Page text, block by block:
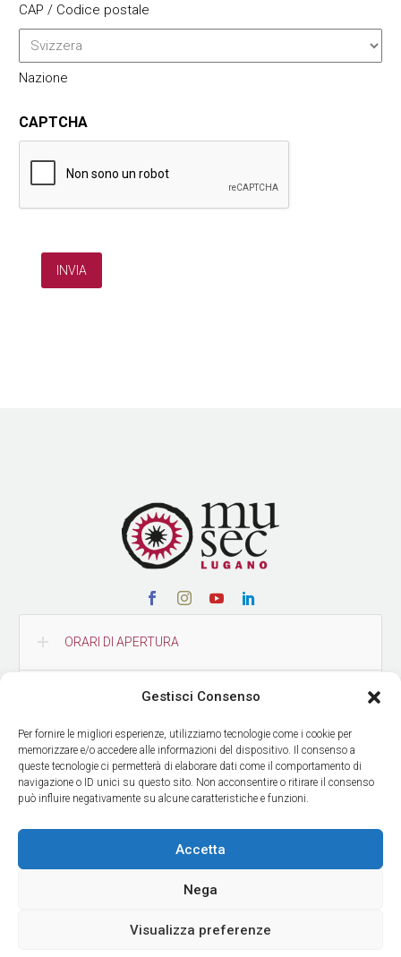
Gestisci Consenso
Per fornire le migliori esperienze, utilizziamo tecnologie come i cookie per
memorizzare e/o accedere alle informazioni del dispositivo. Il consenso a
queste tecnologie ci permetterà di elaborare dati come il comportamento di
navigazione o ID unici su questo sito. Non acconsentire o ritirare il consenso
può influire negativamente su alcune caratteristiche e funzioni.
Accetta
Nega
Visualizza preferenze
CAP / Codice postale
Nazione
CAPTCHA
ORARI DI APERTURA
COME RAGGIUNGERCI